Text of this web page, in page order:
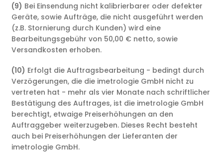
(9) Bei Einsendung nicht kalibrierbarer oder defekter
Geräte, sowie Aufträge, die nicht ausgeführt werden
(z.B. Stornierung durch Kunden) wird eine
Bearbeitungsgebühr von 50,00 € netto, sowie
Versandkosten erhoben.
(10) Erfolgt die Auftragsbearbeitung - bedingt durch
Verzögerungen, die die imetrologie GmbH nicht zu
vertreten hat - mehr als vier Monate nach schriftlicher
Bestätigung des Auftrages, ist die imetrologie GmbH
berechtigt, etwaige Preiserhöhungen an den
Auftraggeber weiterzugeben. Dieses Recht besteht
auch bei Preiserhöhungen der Lieferanten der
imetrologie GmbH.